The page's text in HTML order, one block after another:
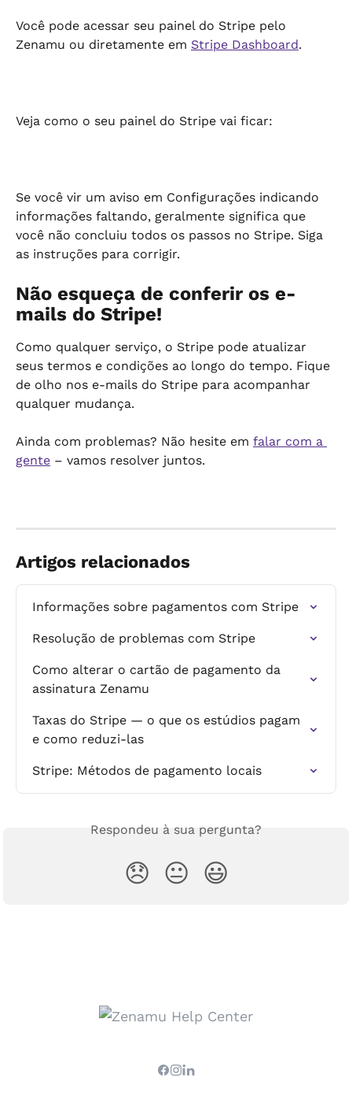
Você pode acessar seu painel do Stripe pelo
Zenamu ou diretamente em Stripe Dashboard.
Veja como o seu painel do Stripe vai ficar:
Se você vir um aviso em Configurações indicando
informações faltando, geralmente significa que
você não concluiu todos os passos no Stripe. Siga
as instruções para corrigir.
Não esqueça de conferir os e-
mails do Stripe!
Como qualquer serviço, o Stripe pode atualizar
seus termos e condições ao longo do tempo. Fique
de olho nos e-mails do Stripe para acompanhar
qualquer mudança.
Ainda com problemas? Não hesite em falar com a
gente – vamos resolver juntos.
Artigos relacionados
Informações sobre pagamentos com Stripe
Resolução de problemas com Stripe
Como alterar o cartão de pagamento da
assinatura Zenamu
Taxas do Stripe — o que os estúdios pagam
e como reduzi-las
Stripe: Métodos de pagamento locais
Respondeu à sua pergunta?
😞 😐 😃